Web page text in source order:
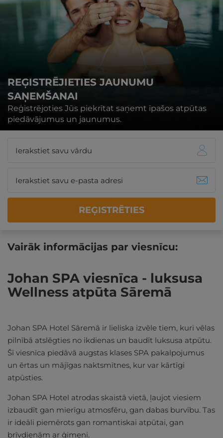
REĢISTRĒJIETIES JAUNUMU
SAŅEMŠANAI
Reģistrējoties Jūs piekrītat saņemt īpašos atpūtas
piedāvājumus un jaunumus.
REĢISTRĒTIES
Vairāk informācijas par viesnīcu:
Johan SPA viesnīca - luksusa
Wellness atpūta Sāremā
Johan SPA Hotel Sāremā ir lieliska izvēle tiem, kuri vēlas
pilnībā atslēgties no ikdienas un baudīt luksusa atpūtu.
Šī viesnīca piedāvā augstas klases SPA pakalpojumus
un ērtas un mājīgas naktsmītnes, kur var kārtīgi
atpūsties.
Johan SPA Hotel atrodas skaistā vietā, ļaujot viesiem
izbaudīt gan mierīgu atmosfēru, gan dabas burvību. Tas
ir ideāli piemērots gan romantiskai atpūtai, gan
brīvdienām ar ģimeni.